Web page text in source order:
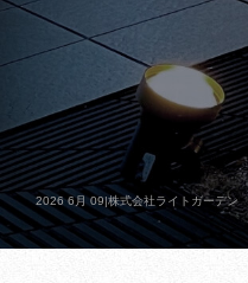
2026 6月 09|株式会社ライトガーデン